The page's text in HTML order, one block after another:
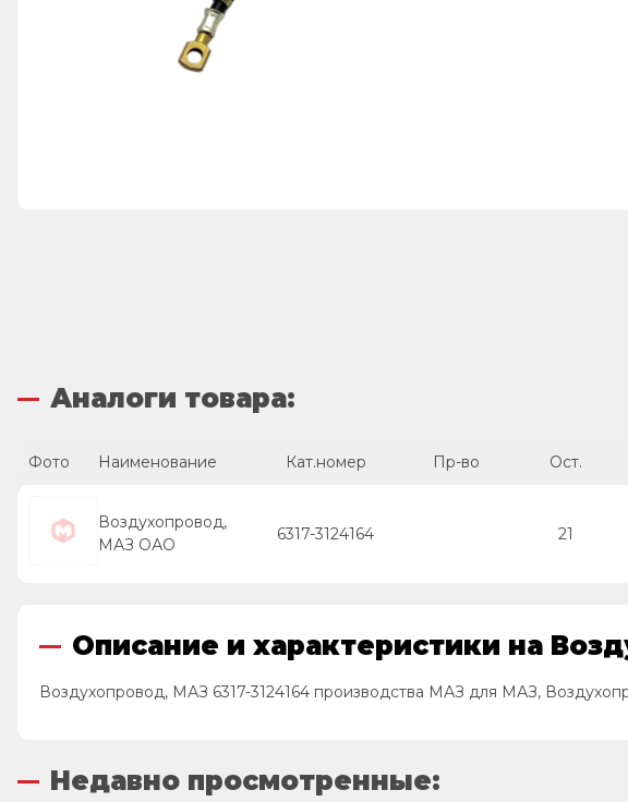
Аналоги товара:
Фото Наименование Кат.номер Пр-во Ост.
Воздухопровод,
МАЗ ОАО
6317-3124164 21
Описание и характеристики на
Воздухопровод, МАЗ 6317-3124164 производства МАЗ для МАЗ,
Недавно просмотренные: